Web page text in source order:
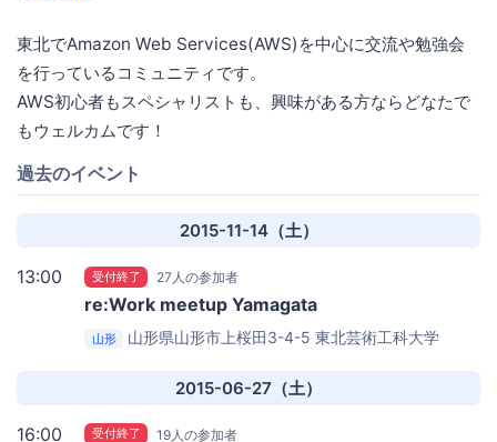
東北でAmazon Web Services(AWS)を中心に交流や勉強会
を行っているコミュニティです。
AWS初心者もスペシャリストも、興味がある方ならどなたで
もウェルカムです！
過去のイベント
2015-11-14（土）
13:00 受付終了 27人の参加者
re:Work meetup Yamagata
山形 山形県山形市上桜田3-4-5 東北芸術工科大学
2015-06-27（土）
16:00 受付終了 19人の参加者